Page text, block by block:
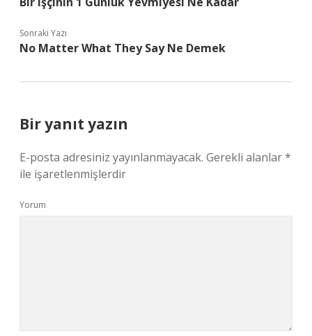
Sonraki Yazı
No Matter What They Say Ne Demek
Bir yanıt yazın
E-posta adresiniz yayınlanmayacak. Gerekli alanlar*
ile işaretlenmişlerdir
Yorum